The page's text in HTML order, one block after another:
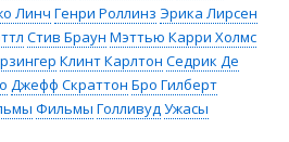
Линч Генри Роллинз Эрика Лирсен
Стив Браун Мэттью Карри Холмс
Клинт Карлтон Седрик Де
Джефф Скраттон Бро Гилберт
Фильмы ГолливудУжасы